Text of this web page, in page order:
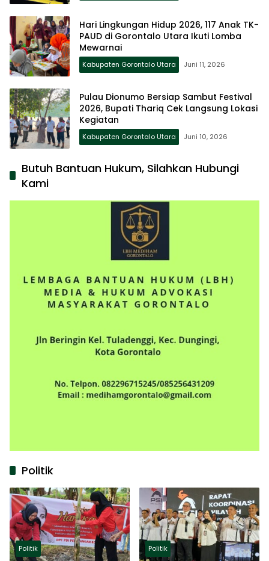
Hari Lingkungan Hidup 2026, 117 Anak TK-
PAUD di Gorontalo Utara Ikuti Lomba
Mewarnai
Kabupaten Gorontalo Utara Juni 11, 2026
Pulau Dionumo Bersiap Sambut Festival
2026, Bupati Thariq Cek Langsung Lokasi
Kegiatan
Kabupaten Gorontalo Utara Juni 10, 2026
Butuh Bantuan Hukum, Silahkan Hubungi
Kami
Politik
Politik Politik